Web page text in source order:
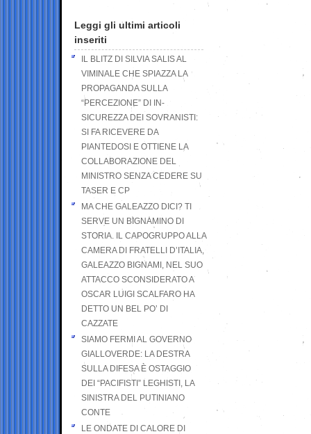
Leggi gli ultimi articoli
inseriti
IL BLITZ DI SILVIA SALIS AL
VIMINALE CHE SPIAZZA LA
PROPAGANDA SULLA
“PERCEZIONE” DI IN-
SICUREZZA DEI SOVRANISTI:
SI FA RICEVERE DA
PIANTEDOSI E OTTIENE LA
COLLABORAZIONE DEL
MINISTRO SENZA CEDERE SU
TASER E CP
MA CHE GALEAZZO DICI? TI
SERVE UN BIGNAMINO DI
STORIA. IL CAPOGRUPPO ALLA
CAMERA DI FRATELLI D’ITALIA,
GALEAZZO BIGNAMI, NEL SUO
ATTACCO SCONSIDERATO A
OSCAR LUIGI SCALFARO HA
DETTO UN BEL PO’ DI
CAZZATE
SIAMO FERMI AL GOVERNO
GIALLOVERDE: LA DESTRA
SULLA DIFESA È OSTAGGIO
DEI “PACIFISTI” LEGHISTI, LA
SINISTRA DEL PUTINIANO
CONTE
LE ONDATE DI CALORE DI